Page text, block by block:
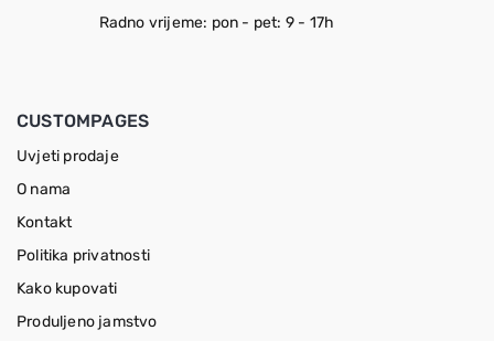
Radno vrijeme: pon - pet: 9 - 17h
CUSTOMPAGES
Uvjeti prodaje
O nama
Kontakt
Politika privatnosti
Kako kupovati
Produljeno jamstvo